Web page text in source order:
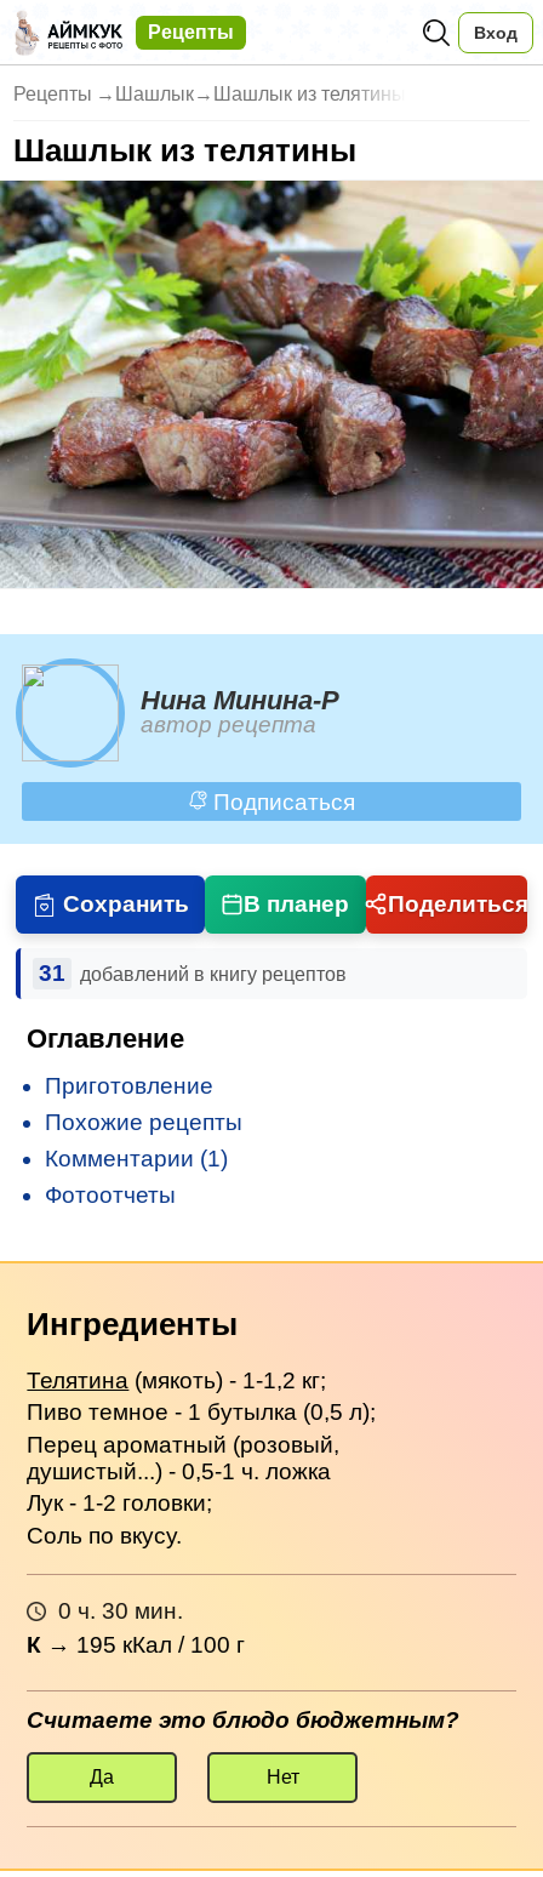
Рецепты Вход
Рецепты → Шашлык→ Шашлык из телятины
Шашлык из телятины
Нина Минина-Р
автор рецепта
Подписаться
Сохранить В планер Поделиться
31 добавлений в книгу рецептов
Оглавление
Приготовление
Похожие рецепты
Комментарии (1)
Фотоотчеты
Ингредиенты
Телятина (мякоть) - 1-1,2 кг;
Пиво темное - 1 бутылка (0,5 л);
Перец ароматный (розовый,
душистый...) - 0,5-1 ч. ложка
Лук - 1-2 головки;
Соль по вкусу.
0 ч. 30 мин.
К → 195 кКал / 100 г
Считаете это блюдо бюджетным?
Да Нет